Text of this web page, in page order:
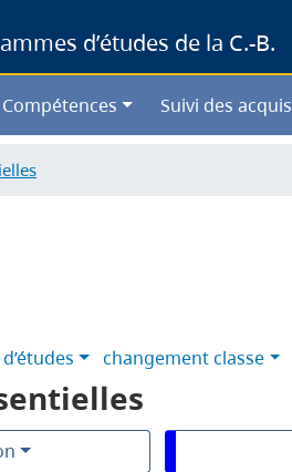
d’études de la C.-B.
Compétences Suivi des acquis
changement classe